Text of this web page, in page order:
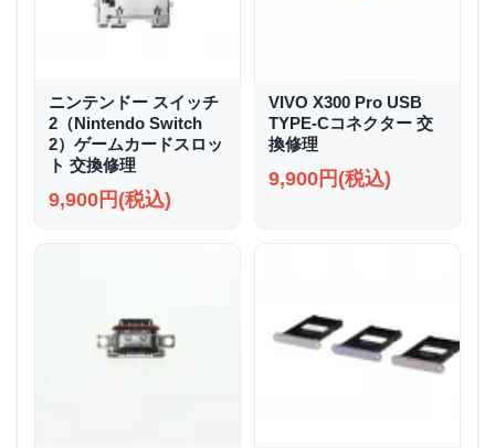
ニンテンドー スイッチ
2（Nintendo Switch
2）ゲームカードスロッ
ト 交換修理
9,900円(税込)
VIVO X300 Pro USB
TYPE-Cコネクター 交
換修理
9,900円(税込)